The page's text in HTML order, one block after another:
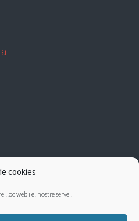
cookies
web i el nostre servei.